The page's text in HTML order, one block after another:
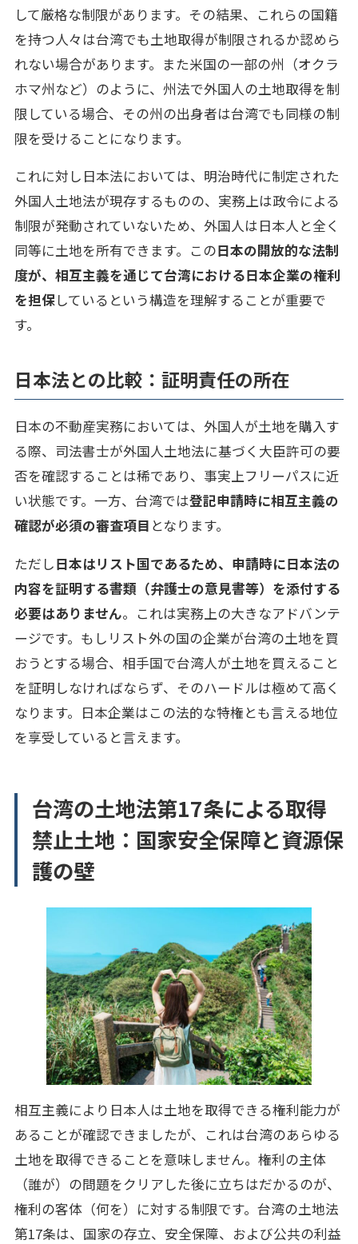
して厳格な制限があります。その結果、これらの国籍
を持つ人々は台湾でも土地取得が制限されるか認めら
れない場合があります。また米国の一部の州（オクラ
ホマ州など）のように、州法で外国人の土地取得を制
限している場合、その州の出身者は台湾でも同様の制
限を受けることになります。
これに対し日本法においては、明治時代に制定された
外国人土地法が現存するものの、実務上は政令による
制限が発動されていないため、外国人は日本人と全く
同等に土地を所有できます。この日本の開放的な法制
度が、相互主義を通じて台湾における日本企業の権利
を担保しているという構造を理解することが重要で
す。
日本法との比較：証明責任の所在
日本の不動産実務においては、外国人が土地を購入す
る際、司法書士が外国人土地法に基づく大臣許可の要
否を確認することは稀であり、事実上フリーパスに近
い状態です。一方、台湾では登記申請時に相互主義の
確認が必須の審査項目 となります。
ただし日本はリスト国であるため、申請時に日本法の
内容を証明する書類（弁護士の意見書等）を添付する
必要はありません。これは実務上の大きなアドバンテ
ージです。もしリスト外の国の企業が台湾の土地を買
おうとする場合、相手国で台湾人が土地を買えること
を証明しなければならず、そのハードルは極めて高く
なります。日本企業はこの法的な特権とも言える地位
を享受していると言えます。
台湾の土地法第17条による取得
禁止土地：国家安全保障と資源保
護の壁
相互主義により日本人は土地を取得できる権利能力が
あることが確認できましたが、これは台湾のあらゆる
土地を取得できることを意味しません。権利の主体
（誰が）の問題をクリアした後に立ちはだかるのが、
権利の客体（何を）に対する制限です。台湾の土地法
第17条は、国家の存立、安全保障、および公共の利益